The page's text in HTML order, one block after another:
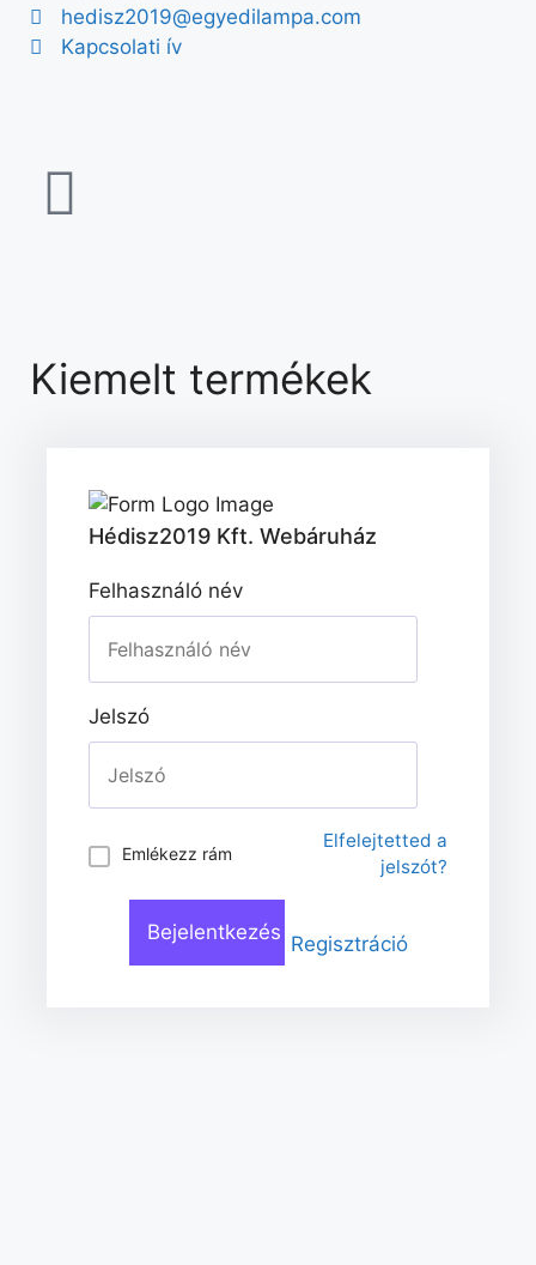
hedisz2019@egyedilampa.com
Kapcsolati ív
Kiemelt termékek
Hédisz2019 Kft. Webáruház
Felhasználó név
Jelszó
Emlékezz rám
Elfelejtetted a
jelszót?
Regisztráció